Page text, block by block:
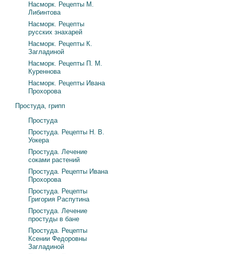
Насморк. Рецепты М.
Либинтова
Насморк. Рецепты
русских знахарей
Насморк. Рецепты К.
Загладиной
Насморк. Рецепты П. М.
Куреннова
Насморк. Рецепты Ивана
Прохорова
Простуда, грипп
Простуда
Простуда. Рецепты Н. В.
Уокера
Простуда. Лечение
соками растений
Простуда. Рецепты Ивана
Прохорова
Простуда. Рецепты
Григория Распутина
Простуда. Лечение
простуды в бане
Простуда. Рецепты
Ксении Федоровны
Загладиной